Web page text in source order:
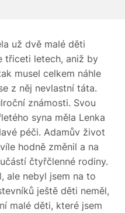
už dvě malé děti
třiceti letech, aniž by
musel celkem náhle
z něj nevlastní táta.
známosti. Svou
syna měla Lenka
péči. Adamův život
hodně změnil a na
čtyřčlenné rodiny.
ale nebyl jsem na to
ještě děti neměl,
malé děti, které jsem